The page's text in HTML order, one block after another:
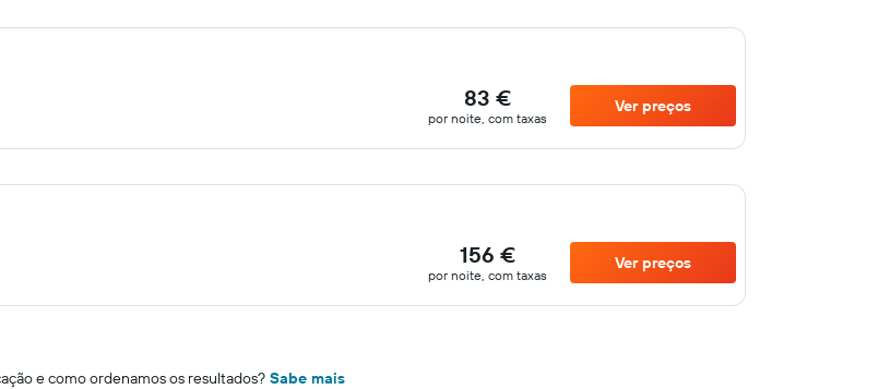
83 €
por noite, com taxas
Ver preços
156 €
por noite, com taxas
Ver preços
e como ordenamos os resultados? Sabe mais